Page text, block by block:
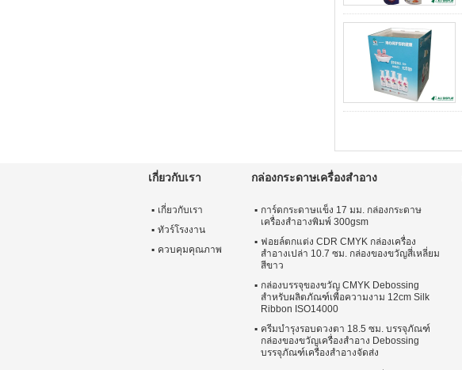
เกี่ยวกับเรา
เกี่ยวกับเรา
ทัวร์โรงงาน
ควบคุมคุณภาพ
กล่องกระดาษเครื่องสำอาง
การ์ดกระดาษแข็ง 17 มม. กล่องกระดาษ
เครื่องสำอางพิมพ์ 300gsm
ฟอยล์ตกแต่ง CDR CMYK กล่องเครื่อง
สำอางเปล่า 10.7 ซม. กล่องของขวัญสี่เหลี่ยม
สีขาว
กล่องบรรจุของขวัญ CMYK Debossing
สำหรับผลิตภัณฑ์เพื่อความงาม 12cm Silk
Ribbon ISO14000
ครีมบำรุงรอบดวงตา 18.5 ซม. บรรจุภัณฑ์
กล่องของขวัญเครื่องสำอาง Debossing
บรรจุภัณฑ์เครื่องสำอางจัดส่ง